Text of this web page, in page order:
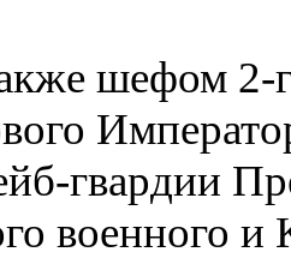
шефом 2-
гвардии
военного и